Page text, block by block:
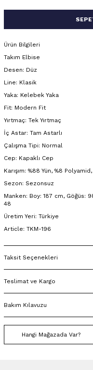
Ürün Bilgileri
Takım Elbise
Desen: Düz
Line: Klasik
Yaka: Kelebek Yaka
Fit: Modern Fit
Yırtmaç: Tek Yırtmaç
İç Astar: Tam Astarlı
Çalışma Tipi: Normal
Cep: Kapaklı Cep
Karışım: %88 Yün, %8
Sezon: Sezonsuz
Manken: Boy: 187 cm, Göğüs:
48
Üretim Yeri: Türkiye
Article: TKM-196
Taksit Seçenekleri
Teslimat ve Kargo
Bakım Kılavuzu
Hangi Mağazada Var?